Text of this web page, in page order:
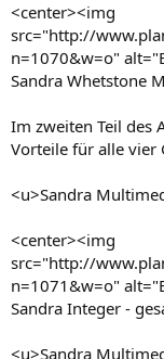
<center><img
src="http://
n=1070&w=o"
Sandra Whetstone
Im zweiten Teil des
Vorteile für alle vier
<u>Sandra
<center><img
src="http://
n=1071&w=o"
Sandra Integer -
<u>Sandra